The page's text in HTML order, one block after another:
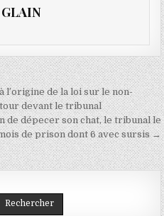
l’origine de la loi sur le non-
devant le tribunal
de dépecer son chat, le tribunal le
de prison dont 6 avec sursis →
Rechercher